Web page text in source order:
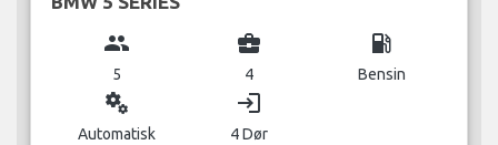
group
5
business_center
4
local_gas_station
Bensin
miscellaneous_services
Automatisk
login
4 Dør